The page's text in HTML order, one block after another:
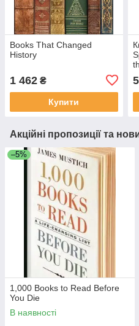
Books That Changed
History
1 462 ₴
Купити
Акційні пропозиції та
–5%
1,000 Books to Read Before
You Die
В наявності